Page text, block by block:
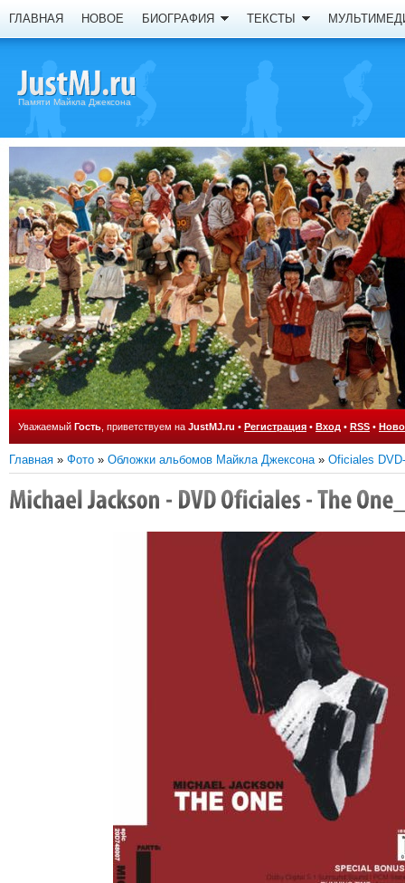
ГЛАВНАЯ НОВОЕ БИОГРАФИЯ ТЕКСТЫ
Памяти Майкла Джексона
Уважаемый Гость , приветствуем на JustMJ.ru • Регистрация • Вход • RSS •
Главная » Фото » Обложки альбомов Майкла Джексона» Oficiales